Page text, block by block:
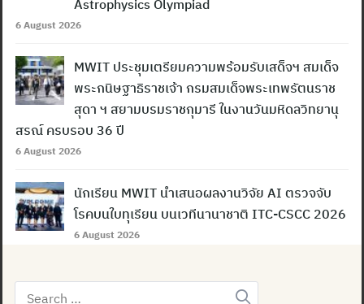
Astrophysics Olympiad
6 August 2026
MWIT ประชุมเตรียมความพร้อมรับเสด็จฯ สมเด็จ
พระกนิษฐาธิราชเจ้า กรมสมเด็จพระเทพรัตนราช
สุดา ฯ สยามบรมราชกุมารี ในงานวันมหิดลวิทยานุ
สรณ์ ครบรอบ 36 ปี
6 August 2026
นักเรียน MWIT นำเสนอผลงานวิจัย AI ตรวจจับ
โรคบนใบทุเรียน บนเวทีนานาชาติ ITC-CSCC 2026
6 August 2026
Search